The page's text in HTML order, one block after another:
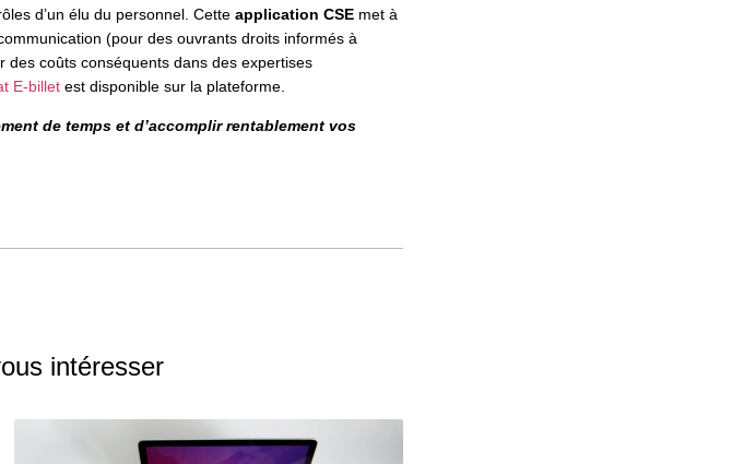
d’un élu du personnel. Cetteapplication CSEmet à
(pour des ouvrants droits informés à
des coûts conséquents dans des expertises
E-billetest disponible sur la plateforme.
de temps et d’accomplir rentablement vos
intéresser